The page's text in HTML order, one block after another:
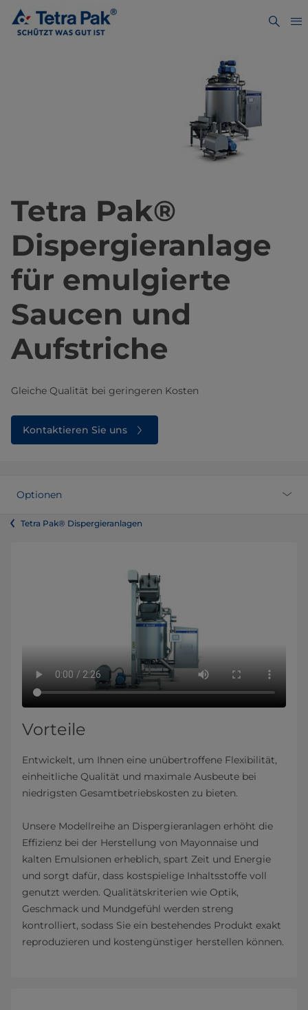
Tetra Pak®
Dispergieranlage
für emulgierte
Saucen und
Aufstriche
Gleiche Qualität bei geringeren Kosten
Kontaktieren Sie uns
Optionen
Tetra Pak® Dispergieranlagen
Vorteile
Entwickelt, um Ihnen eine unübertroffene Flexibilität,
einheitliche Qualität und maximale Ausbeute bei
niedrigsten Gesamtbetriebskosten zu bieten.
Unsere Modellreihe an Dispergieranlagen erhöht die
Effizienz bei der Herstellung von Mayonnaise und
kalten Emulsionen erheblich, spart Zeit und Energie
und sorgt dafür, dass kostspielige Inhaltsstoffe voll
genutzt werden. Qualitätskriterien wie Optik,
Geschmack und Mundgefühl werden streng
kontrolliert, sodass Sie ein bestehendes Produkt exakt
reproduzieren und kostengünstiger herstellen können.​